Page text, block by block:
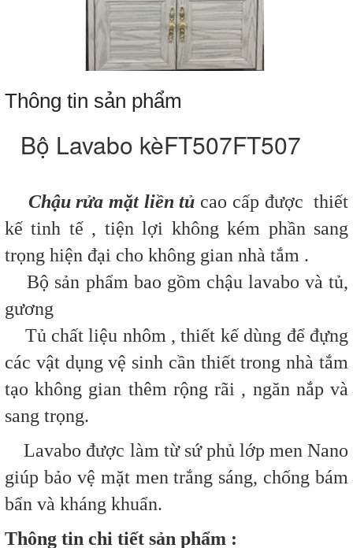
Thông tin sản phẩm
Bộ Lavabo kèFT507FT507
Chậu rửa mặt liền tủ cao cấp được thiết
kế tinh tế , tiện lợi không kém phần sang
trọng hiện đại cho không gian nhà tắm .
Bộ sản phẩm bao gồm chậu lavabo và tủ,
gương
Tủ chất liệu nhôm , thiết kế dùng để đựng
các vật dụng vệ sinh cần thiết trong nhà tắm
tạo không gian thêm rộng rãi , ngăn nắp và
sang trọng.
Lavabo được làm từ sứ phủ lớp men Nano
giúp bảo vệ mặt men trắng sáng, chống bám
bẩn và kháng khuẩn.
Thông tin chi tiết sản phẩm :